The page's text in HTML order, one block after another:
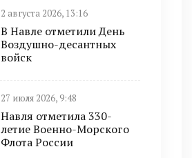
2 августа 2026, 13:16
В Навле отметили День
Воздушно-десантных
войск
27 июля 2026, 9:48
Навля отметила 330-
летие Военно-Морского
Флота России